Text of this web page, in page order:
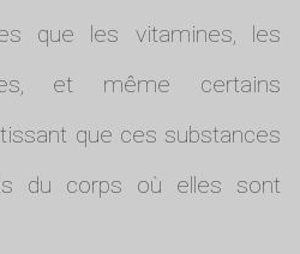
que les vitamines, les
et même certains
que ces substances
du corps où elles sont